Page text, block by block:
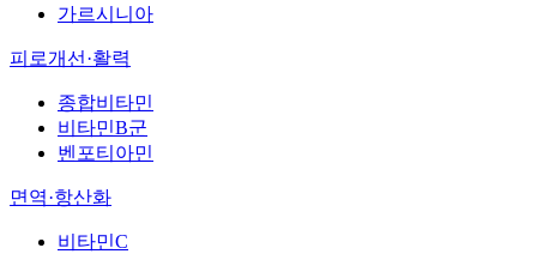
가르시니아
피로개선·활력
종합비타민
비타민B군
벤포티아민
면역·항산화
비타민C